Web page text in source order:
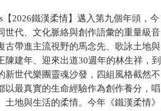
【2026鐵漢柔情】邁入第九個年頭，今
世代、文化脈絡與創作語彙的重量級音
古帶進主流視野的馬念先、歌詠土地與
陳建年、迎來出道30週年的林生祥，到
新世代樂團靈魂沙發，四組風格截然不
以最真實的生命經驗作為創作養分，唱
土地與生活的柔情。今年《鐵漢柔情》